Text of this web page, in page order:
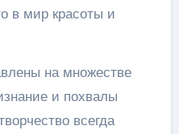
в мир красоты и
на множестве
и похвалы
всегда